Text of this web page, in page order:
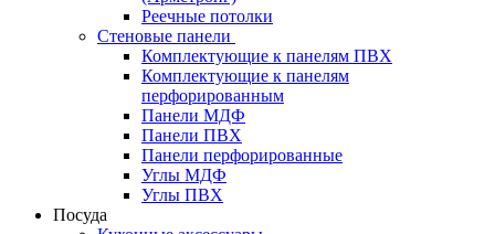
Реечные потолки
Стеновые панели
Комплектующие к панелям ПВХ
Комплектующие к панелям
перфорированным
Панели МДФ
Панели ПВХ
Панели перфорированные
Углы МДФ
Углы ПВХ
Посуда